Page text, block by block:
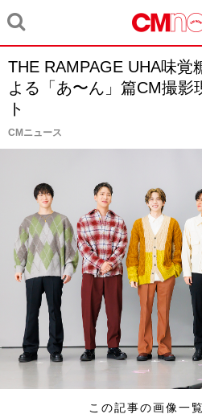
THE RAMPAGE UHA味覚
よる「あ〜ん」篇CM撮影
ト
CMニュース
この記事の画像一